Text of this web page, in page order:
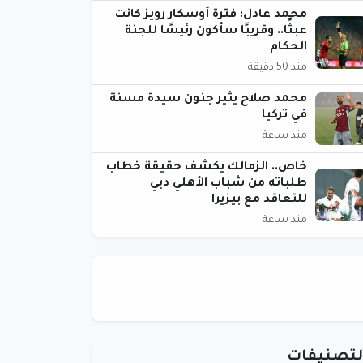
محمد عادل: فترة أوسكار رويز كانت
عبثًا.. وقريبًا سأكون رئيسًا للجنة
الحكام
منذ 50 دقيقة
محمد صلاح يثير جنون سيدة مسنة
في تركيا
منذ ساعة
خاص.. الزمالك يكشف حقيقة خطاب
طلباته من شباب الأهلي دبي
للتعاقد مع بيزيرا
منذ ساعة